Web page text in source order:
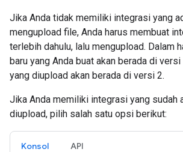
Jika Anda tidak memiliki integrasi yang
mengupload file, Anda harus membuat
terlebih dahulu, lalu mengupload. Dalam
baru yang Anda buat akan berada di
yang diupload akan berada di versi 2.
Jika Anda memiliki integrasi yang sudah
diupload, pilih salah satu opsi berikut:
Konsol API